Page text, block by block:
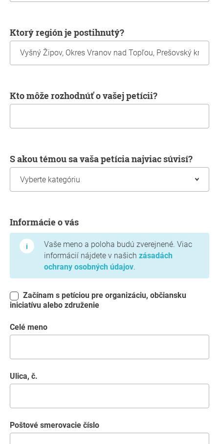
Ktorý región je postihnutý?
Kto môže rozhodnúť o vašej petícii?
S akou témou sa vaša petícia najviac súvisí?
Informácie o vás
Vaše meno a poloha budú zverejnené. Viac
informácií nájdete v našich zásadách
ochrany osobných údajov.
iniciatívu alebo združenie
Celé meno
Ulica, č.
Poštové smerovacie číslo